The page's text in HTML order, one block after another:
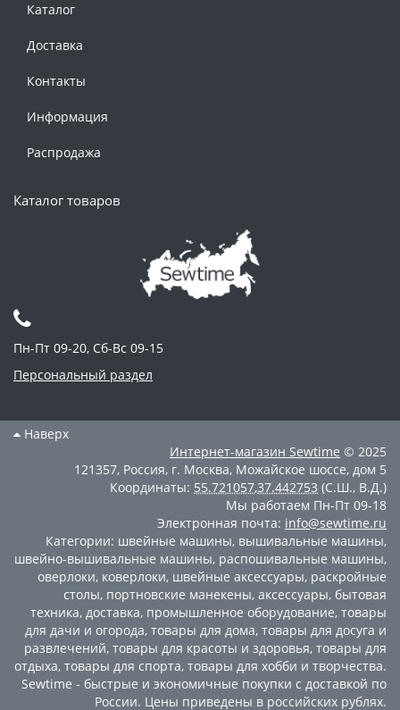
Каталог
Доставка
Контакты
Информация
Распродажа
Каталог товаров
Пн-Пт 09-20, Сб-Вс 09-15
Персональный раздел
Наверх
Интернет-магазин Sewtime © 2025
121357, Россия, г. Москва, Можайское шоссе, дом 5
Координаты: 55.721057,37.442753 (С.Ш., В.Д.)
Мы работаем Пн-Пт 09-18
Электронная почта: info@sewtime.ru
Категории: швейные машины, вышивальные машины,
швейно-вышивальные машины, распошивальные машины,
оверлоки, коверлоки, швейные аксессуары, раскройные
столы, портновские манекены, аксессуары, бытовая
техника, доставка, промышленное оборудование, товары
для дачи и огорода, товары для дома, товары для досуга и
развлечений, товары для красоты и здоровья, товары для
отдыха, товары для спорта, товары для хобби и творчества.
Sewtime - быстрые и экономичные покупки с доставкой по
России. Цены приведены в российских рублях.